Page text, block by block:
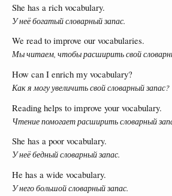
She has a rich vocabulary.
У неё богатый словарный запас.
We read to improve our vocabularies.
Мы читаем, чтобы расширить свой
How can I enrich my vocabulary?
Как я могу увеличить свой словарный запас?
Reading helps to improve your vocabulary.
Чтение помогает расширить словарный
She has a poor vocabulary.
У неё бедный словарный запас.
He has a wide vocabulary.
У него большой словарный запас.